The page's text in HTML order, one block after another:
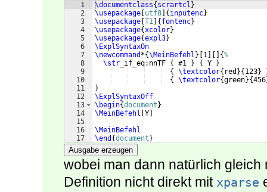
1
2
3
4
5
6
7
8
9
10
11
12
13
14
15
16
17
\documentclass{ scrartcl }
\usepackage utf8 { inputenc}
\usepackage T1 { fontenc}
\usepackage{xcolor}
\usepackage{expl3}
\ExplSyntaxOn
\newcommand *{\MeinBefehl } 1 {%
\str _if_eq:nnTF { #1 } { Y
}
{
\textcolor{ red }{ 123}
{
\textcolor{green}{456
}
\ExplSyntaxOff
\begin{document }
\MeinBefehl Y
\MeinBefehl
\end {document }
Ausgabe erzeugen
wobei man dann natürlich
Definition nicht direkt mit xparse